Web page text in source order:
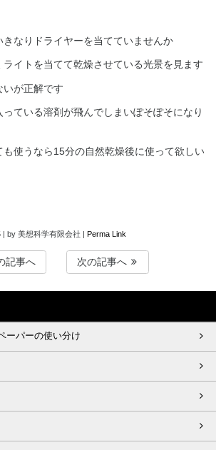
なりドライヤーを当てていませんか
イトを当てて乾燥させている光景を見ます
いが正解です
っている溶剤が飛んでしまいぽそぽそになり
も使うなら15分の自然乾燥後に使って欲しい
| by 美想科学有限会社 | Perma Link
記事へ 次の記事へ
ーパーの使い分け